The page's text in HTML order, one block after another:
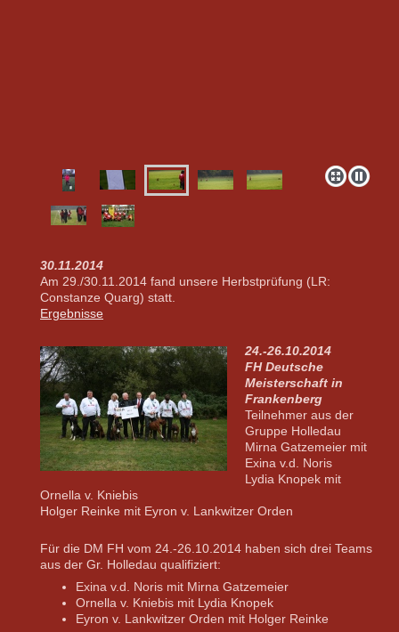
30.11.2014
Am 29./30.11.2014 fand unsere Herbstprüfung (LR:
Constanze Quarg) statt.
Ergebnisse
24.-26.10.2014
FH Deutsche
Meisterschaft in
Frankenberg
Teilnehmer aus der
Gruppe Holledau
Mirna Gatzemeier mit
Exina v.d. Noris
Lydia Knopek mit
Ornella v. Kniebis
Holger Reinke mit Eyron v. Lankwitzer Orden
Für die DM FH vom 24.-26.10.2014 haben sich drei Teams
aus der Gr. Holledau qualifiziert:
Exina v.d. Noris mit Mirna Gatzemeier
Ornella v. Kniebis mit Lydia Knopek
Eyron v. Lankwitzer Orden mit Holger Reinke